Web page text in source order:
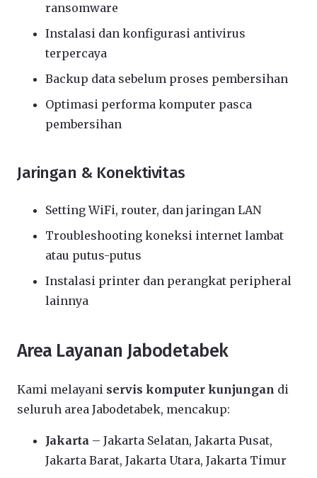
ransomware
Instalasi dan konfigurasi antivirus
terpercaya
Backup data sebelum proses pembersihan
Optimasi performa komputer pasca
pembersihan
Jaringan & Konektivitas
Setting WiFi, router, dan jaringan LAN
Troubleshooting koneksi internet lambat
atau putus-putus
Instalasi printer dan perangkat peripheral
lainnya
Area Layanan Jabodetabek
Kami melayani servis komputer kunjungan di
seluruh area Jabodetabek, mencakup:
Jakarta – Jakarta Selatan, Jakarta Pusat,
Jakarta Barat, Jakarta Utara, Jakarta Timur